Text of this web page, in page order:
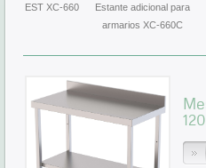
EST XC-660
Estante adicional para
armarios XC-660C